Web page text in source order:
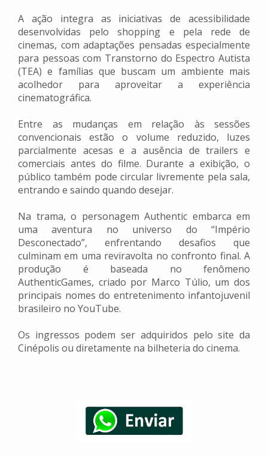
A ação integra as iniciativas de acessibilidade
desenvolvidas pelo shopping e pela rede de
cinemas, com adaptações pensadas especialmente
para pessoas com Transtorno do Espectro Autista
(TEA) e famílias que buscam um ambiente mais
acolhedor para aproveitar a experiência
cinematográfica.
Entre as mudanças em relação às sessões
convencionais estão o volume reduzido, luzes
parcialmente acesas e a ausência de trailers e
comerciais antes do filme. Durante a exibição, o
público também pode circular livremente pela sala,
entrando e saindo quando desejar.
Na trama, o personagem Authentic embarca em
uma aventura no universo do “Império
Desconectado”, enfrentando desafios que
culminam em uma reviravolta no confronto final. A
produção é baseada no fenômeno
AuthenticGames, criado por Marco Túlio, um dos
principais nomes do entretenimento infantojuvenil
brasileiro no YouTube.
Os ingressos podem ser adquiridos pelo site da
Cinépolis ou diretamente na bilheteria do cinema.